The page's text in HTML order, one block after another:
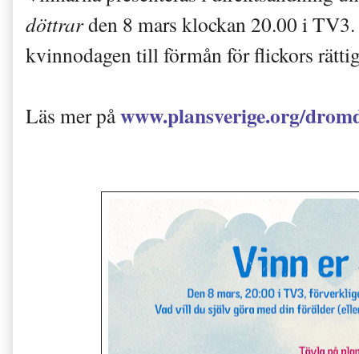
döttrarden 8 mars klockan 20.00 i
kvinnodagen till förmån för flickors
Läs mer påwww.plansverige.org/